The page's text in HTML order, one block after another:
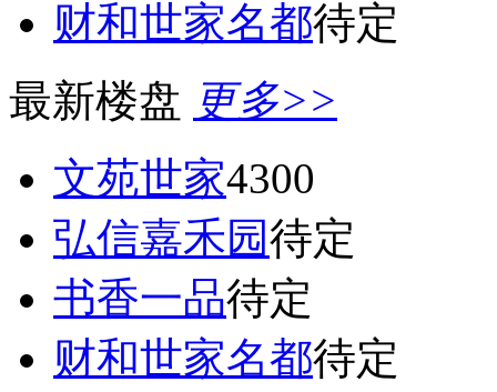
财和世家名都待定
最新楼盘 更多>>
文苑世家4300
弘信嘉禾园待定
书香一品待定
财和世家名都待定